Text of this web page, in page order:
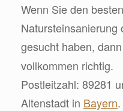
Wenn Sie den
Natursteinsanierung
gesucht haben,
vollkommen richtig.
Postleitzahl: 89281
Altenstadt in Bayern.